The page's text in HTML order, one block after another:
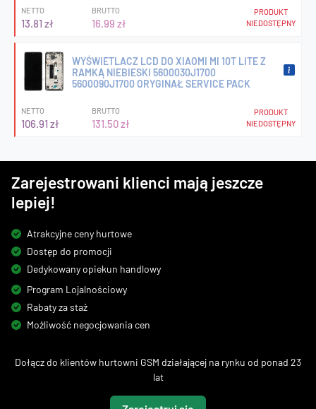
NETTO
13.81 zł
BRUTTO
16.99 zł
PRODUKT
NIEDOSTĘPNY
WYŚWIETLACZ LCD DO XIAOMI MI 10T LITE Z
RAMKĄ NIEBIESKI 5600030J1700
5600090J1700 ORYGINAŁ SERVICE PACK
NETTO
106.91 zł
BRUTTO
131.50 zł
PRODUKT
NIEDOSTĘPNY
Zarejestrowani klienci mają jeszcze
lepiej!
Atrakcyjne ceny hurtowe
Dostęp do promocji
Dedykowany opiekun handlowy
Program Lojalnościowy
Rabaty za staż
Możliwość negocjowania cen
Dołącz do klientów hurtowni GSM działającej na rynku od ponad 23
lat